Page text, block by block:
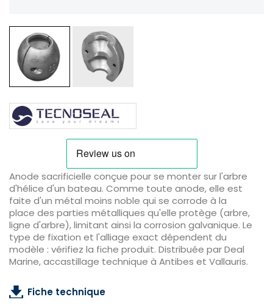
Anode sacrificielle conçue pour se monter sur l'arbre
d'hélice d'un bateau. Comme toute anode, elle est
faite d'un métal moins noble qui se corrode à la
place des parties métalliques qu'elle protège (arbre,
ligne d'arbre), limitant ainsi la corrosion galvanique. Le
type de fixation et l'alliage exact dépendent du
modèle : vérifiez la fiche produit. Distribuée par Deal
Marine, accastillage technique à Antibes et Vallauris.
Fiche technique